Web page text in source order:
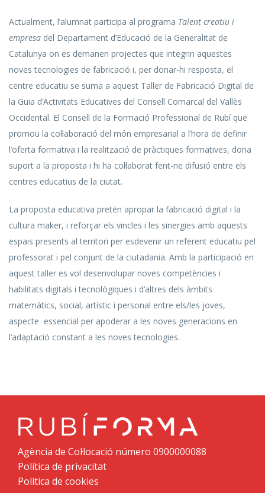
Actualment, l’alumnat participa al programa Talent creatiu i
empresa del Departament d’Educació de la Generalitat de
Catalunya on es demanen projectes que integrin aquestes
noves tecnologies de fabricació i, per donar-hi resposta, el
centre educatiu se suma a aquest Taller de Fabricació Digital de
la Guia d’Activitats Educatives del Consell Comarcal del Vallès
Occidental. El Consell de la Formació Professional de Rubí que
promou la col·laboració del món empresarial a l’hora de definir
l’oferta formativa i la realització de pràctiques formatives, dona
suport a la proposta i hi ha col·laborat fent-ne difusió entre els
centres educatius de la ciutat.
La proposta educativa pretén apropar la fabricació digital i la
cultura maker, i reforçar els vincles i les sinergies amb aquests
espais presents al territori per esdevenir un referent educatiu pel
professorat i pel conjunt de la ciutadania. Amb la participació en
aquest taller es vol desenvolupar noves competències i
habilitats digitals i tecnològiques i d’altres dels àmbits
matemàtics, social, artístic i personal entre els/les joves,
aspecte essencial per apoderar a les noves generacions en
l’adaptació constant a les noves tecnologies.
Agència de Col·locació número 0900000088
Política de privacitat
Política de cookies